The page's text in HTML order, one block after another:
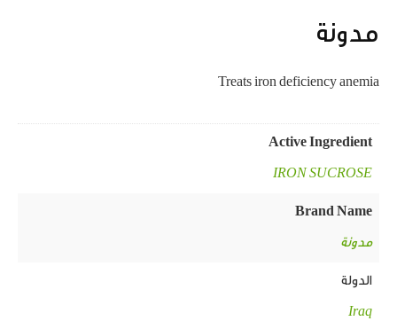
مدونة
Treats iron deficiency anemia
Active Ingredient
IRON SUCROSE
Brand Name
مدونة
الدولة
Iraq